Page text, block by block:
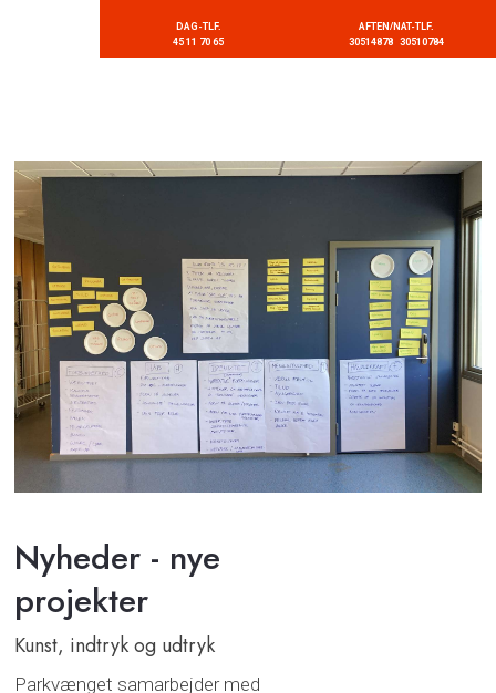
DAG-TLF.
45 11 70 65
AFTEN/NAT-TLF.
30514878 30510784
Nyheder - nye
projekter
​Kunst, indtryk og udtryk
Parkvænget samarbejder med